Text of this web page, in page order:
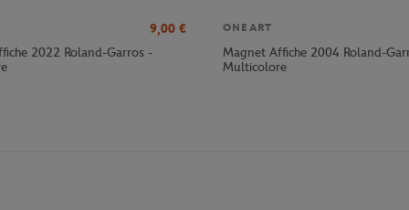
9,00 €
2022 Roland-Garros -
ONEART
Magnet Affiche 2004 Roland-
Multicolore